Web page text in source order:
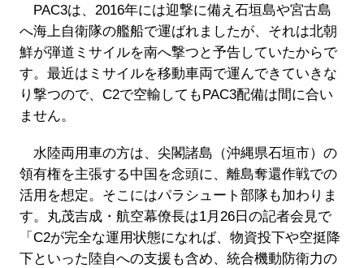
PAC3は、2016年には迎撃に備え石垣島や宮古島
へ海上自衛隊の艦船で運ばれましたが、それは北朝
鮮が弾道ミサイルを南へ撃つと予告していたからで
す。最近はミサイルを移動車両で運んできていきな
り撃つので、C2で空輸してもPAC3配備は間に合い
ません。
水陸両用車の方は、尖閣諸島（沖縄県石垣市）の
領有権を主張する中国を念頭に、離島奪還作戦での
活用を想定。そこにはパラシュート部隊も加わりま
す。丸茂吉成・航空幕僚長は1月26日の記者会見で
「C2が完全な運用状態になれば、物資投下や空挺降
下といった陸自への支援も含め、統合機動防衛力の